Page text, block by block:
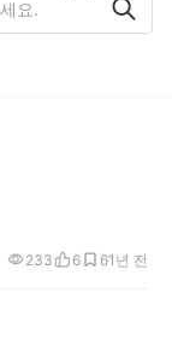
1년 전
233 6 6